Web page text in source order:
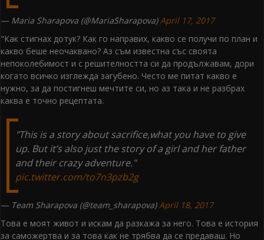
— Maria Sharapova (@MariaSharapova)April 17, 2017
"Как стигнах дотук? Как го направих, какво се получи по план и
какво беше неочаквано? Аз съм известна със своята
непоколебимост и с решителността си да продължавам, дори
когато всичко изглежда загубено. Често ме питат какво е
нужно, за да постигнеш мечтите си, но аз така и не разбрах
каква е точно рецептата.
"This is a story about sacrifice,what you have to give
up. But it’s also just the story of a girl and her father
and their crazy adventure."
pic.twitter.com/to7n3pzb2g
— Team Sharapova (@team_sharapova)April 18, 2017
Това е моят живот и искам да разкажа за него. Това е история
за саможертва и за това как не трябва да се предаваш. Но